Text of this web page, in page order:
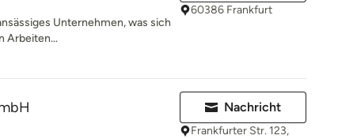
Unternehmen, was sich
Arbeiten...
60386 Frankfurt
Nachricht
Frankfurter Str. 123,